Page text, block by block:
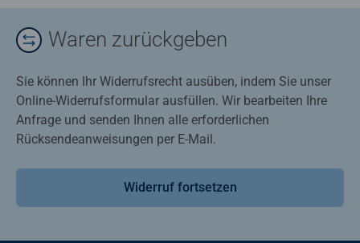
Waren zurückgeben
Sie können Ihr Widerrufsrecht ausüben, indem Sie unser
Online-Widerrufsformular ausfüllen. Wir bearbeiten Ihre
Anfrage und senden Ihnen alle erforderlichen
Rücksendeanweisungen per E-Mail.
Widerruf fortsetzen